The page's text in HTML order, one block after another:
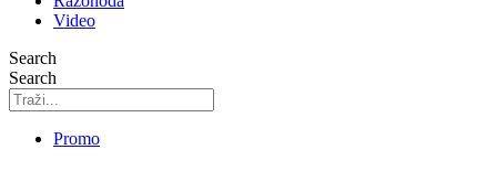
Video
Search
Search
Promo